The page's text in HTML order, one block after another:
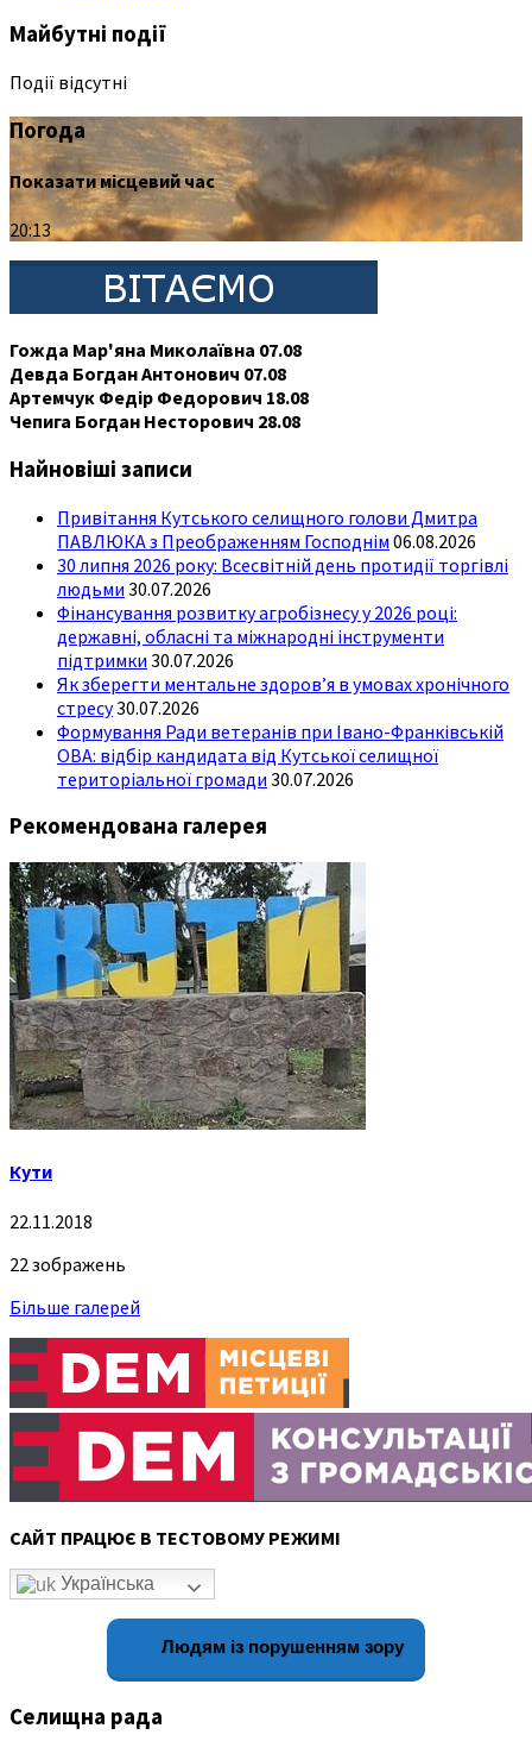
Майбутні події
Події відсутні
Погода
Показати місцевий час
20:13
Гожда Мар'яна Миколаївна 07.08
Девда Богдан Антонович 07.08
Артемчук Федір Федорович 18.08
Чепига Богдан Несторович 28.08
Найновіші записи
Привітання Кутського селищного голови Дмитра
ПАВЛЮКА з Преображенням Господнім 06.08.2026
30 липня 2026 року: Всесвітній день протидії торгівлі
людьми 30.07.2026
Фінансування розвитку агробізнесу у 2026 році:
державні, обласні та міжнародні інструменти
підтримки 30.07.2026
Як зберегти ментальне здоров’я в умовах хронічного
стресу30.07.2026
Формування Ради ветеранів при Івано-Франківській
ОВА: відбір кандидата від Кутської селищної
територіальної громади 30.07.2026
Рекомендована галерея
Кути
22.11.2018
22 зображень
Більше галерей
САЙТ ПРАЦЮЄ В ТЕСТОВОМУ РЕЖИМІ
Українська
Людям із порушенням зору
Селищна рада